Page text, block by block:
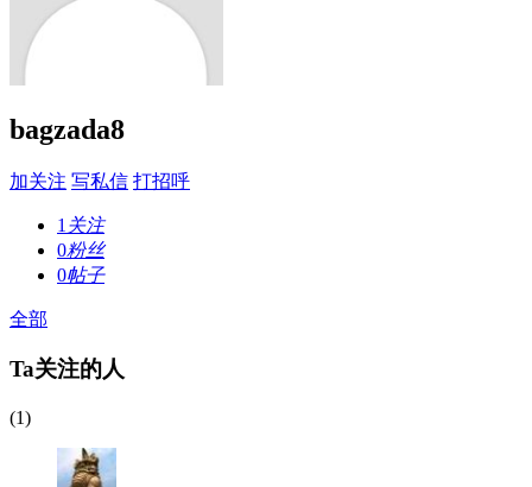
bagzada8
加关注 写私信 打招呼
1 关注
0粉丝
0帖子
全部
Ta关注的人
(1)